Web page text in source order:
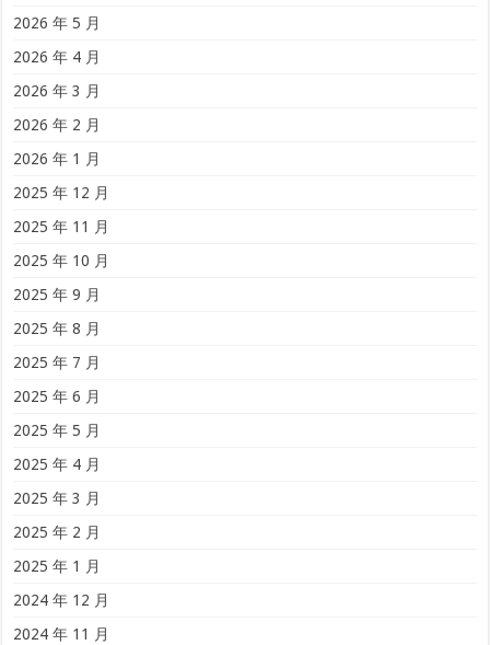
2026 年 5 月
2026 年 4 月
2026 年 3 月
2026 年 2 月
2026 年 1 月
2025 年 12 月
2025 年 11 月
2025 年 10 月
2025 年 9 月
2025 年 8 月
2025 年 7 月
2025 年 6 月
2025 年 5 月
2025 年 4 月
2025 年 3 月
2025 年 2 月
2025 年 1 月
2024 年 12 月
2024 年 11 月